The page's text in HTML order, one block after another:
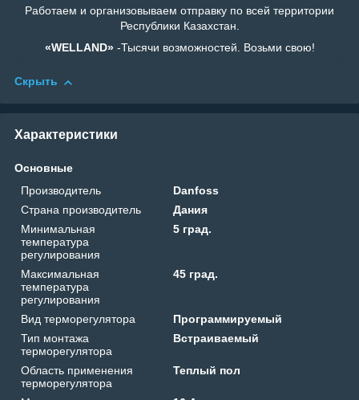
Работаем и организовываем отправку по всей территории
Республики Казахстан.
«WELLAND»-Тысячи возможностей. Возьми свою!
Скрыть
Характеристики
Основные
Производитель
Danfoss
Страна производитель
Дания
Минимальная
температура
регулирования
5 град.
Максимальная
температура
регулирования
45 град.
Вид терморегулятора
Программируемый
Тип монтажа
терморегулятора
Встраиваемый
Область применения
терморегулятора
Теплый пол